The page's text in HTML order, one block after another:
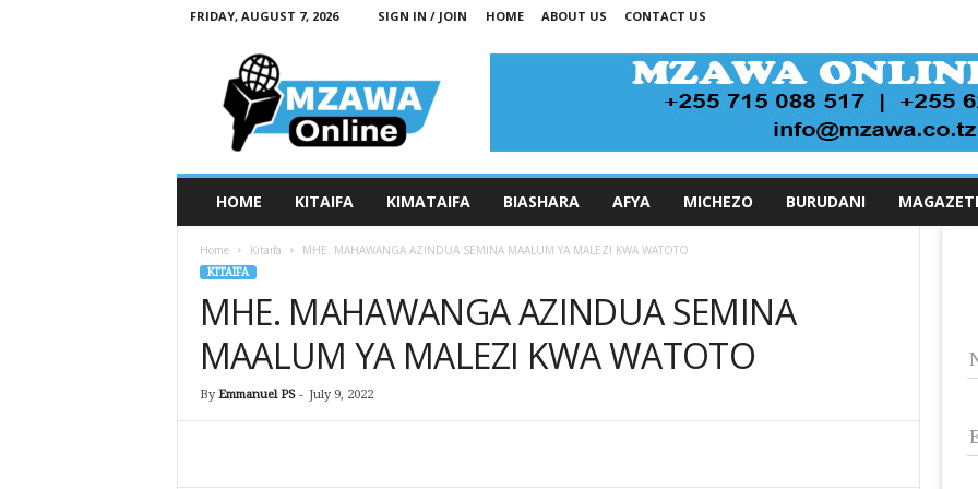
FRIDAY, AUGUST 7, 2026 SIGN IN / JOIN HOME ABOUT US CONTACT US
HOME KITAIFA KIMATAIFA BIASHARA AFYA MICHEZO BURUDANI MAGAZETI
Home Kitaifa MHE. MAHAWANGA AZINDUA SEMINA MAALUM YA MALEZI KWA WATOTO
KITAIFA
MHE. MAHAWANGA AZINDUA SEMINA
MAALUM YA MALEZI KWA WATOTO
By Emmanuel PS- July 9, 2022